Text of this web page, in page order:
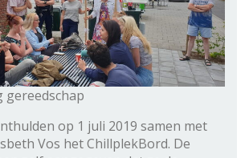
gereedschap
op 1 juli 2019 samen met
Vos het ChillplekBord. De